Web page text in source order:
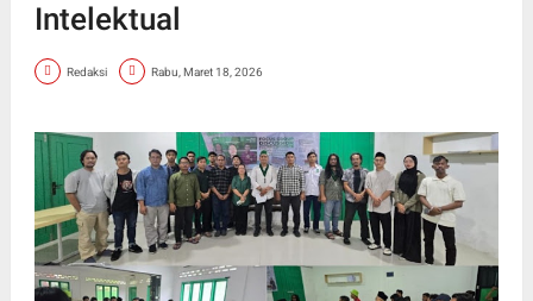
Intelektual
Redaksi Rabu, Maret 18, 2026